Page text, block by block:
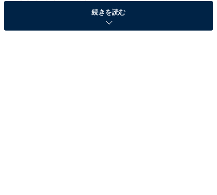
月にスタートする「漫画が原作の秋ドラマ」の中から、
人気が高かったドラマを発表します。
続きを読む